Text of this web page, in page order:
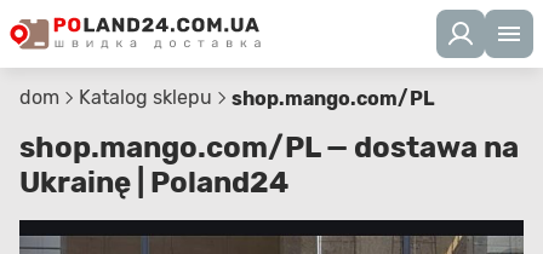
dom Katalog sklepu shop.mango.com/PL
shop.mango.com/PL — dostawa na
Ukrainę | Poland24